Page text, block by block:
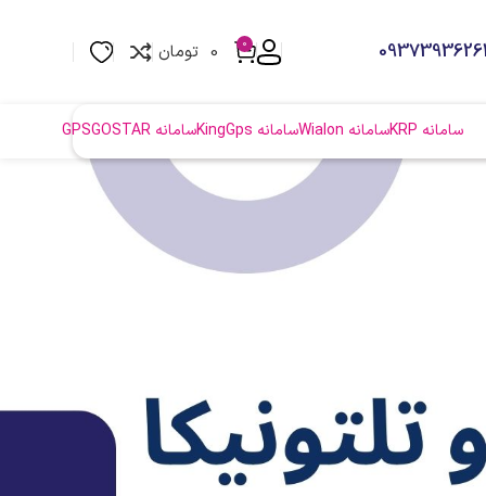
0
0 تومان
سامانه KRP سامانه Wialon سامانه KingGps سامانه GPSGOSTAR